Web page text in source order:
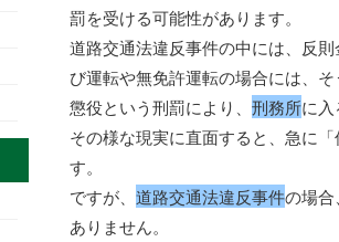
罰を受ける可能性があります。
道路交通法違反事件の中には、反
び運転や無免許運転の場合には、そ
懲役という刑罰により、 刑務所に入
その様な現実に直面すると、急に
す。
ですが、 道路交通法違反事件の場合
ありません。